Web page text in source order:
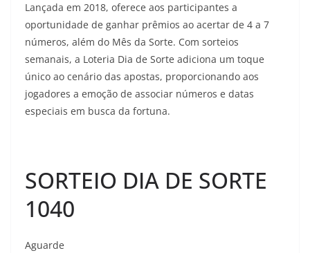
Lançada em 2018, oferece aos participantes a
oportunidade de ganhar prêmios ao acertar de 4 a 7
números, além do Mês da Sorte. Com sorteios
semanais, a Loteria Dia de Sorte adiciona um toque
único ao cenário das apostas, proporcionando aos
jogadores a emoção de associar números e datas
especiais em busca da fortuna.
SORTEIO DIA DE SORTE
1040
Aguarde